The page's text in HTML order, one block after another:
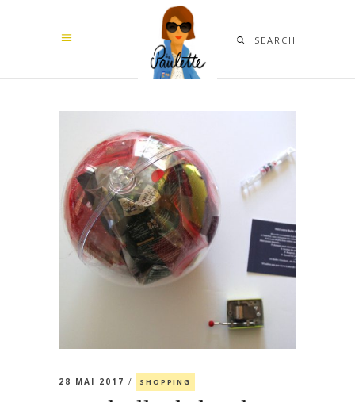
SEARCH
28 MAI 2017 SHOPPING